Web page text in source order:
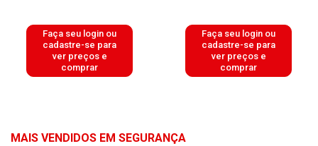
Faça seu login ou
cadastre-se para
ver preços e
comprar
Faça seu login ou
cadastre-se para
ver preços e
comprar
MAIS VENDIDOS EM SEGURANÇA